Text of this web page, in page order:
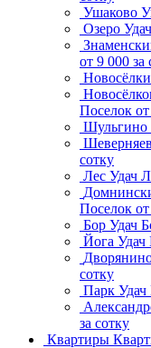
Ушаково
Озеро Удач
от 9 000 за
Новосёлки
Поселок
Шульгино
сотку
Лес Удач
Поселок
Бор Удач
Йога Удач
сотку
Парк Удач
за сотку
Квартиры